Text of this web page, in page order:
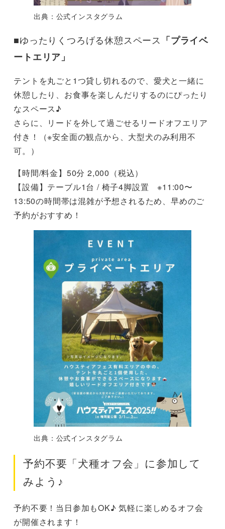
出典：公式インスタグラム
■ゆったりくつろげる休憩スペース 「プライベ
ートエリア」
テントを丸ごと1つ貸し切れるので、愛犬と一緒に
休憩したり、お食事を楽しんだりするのにぴったり
なスペース♪
さらに、リードを外して過ごせるリードオフエリア
付き！（※安全面の観点から、大型犬のみ利用不
可。）
【時間/料金】50分 2,000（税込）
【設備】テーブル1台 / 椅子4脚設置 ※11:00〜
13:50の時間帯は混雑が予想されるため、早めのご
予約がおすすめ！
出典：公式インスタグラム
予約不要「犬種オフ会」に参加して
みよう♪
予約不要！当日参加もOK♪ 気軽に楽しめるオフ会
が開催されます！